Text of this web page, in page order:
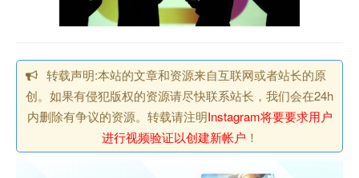
转载声明:本站的文章和资源来自互联网或者站长的原
创。如果有侵犯版权的资源请尽快联系站长，我们会在24h
内删除有争议的资源。转载请注明Instagram将要要求用户
进行视频验证以创建新帐户 ！